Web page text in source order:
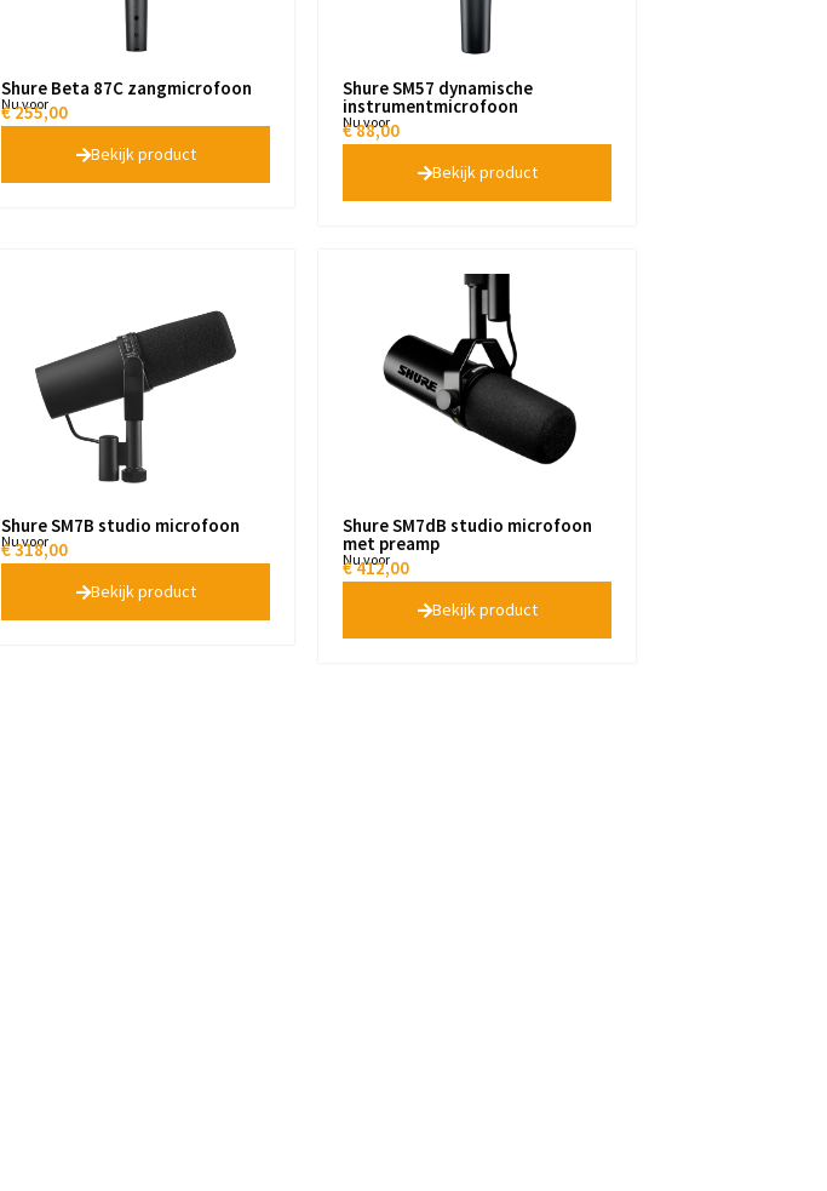
Shure Beta 87C zangmicrofoon
Nu voor
€255,00
Bekijk product
Shure SM57 dynamische
instrumentmicrofoon
Nu voor
€88,00
Bekijk product
Shure SM7B studio microfoon
Nu voor
€318,00
Bekijk product
Shure SM7dB studio microfoon
met preamp
Nu voor
€412,00
Bekijk product